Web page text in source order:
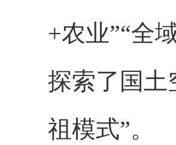
+农业”“全
探索了国土
祖模式”。